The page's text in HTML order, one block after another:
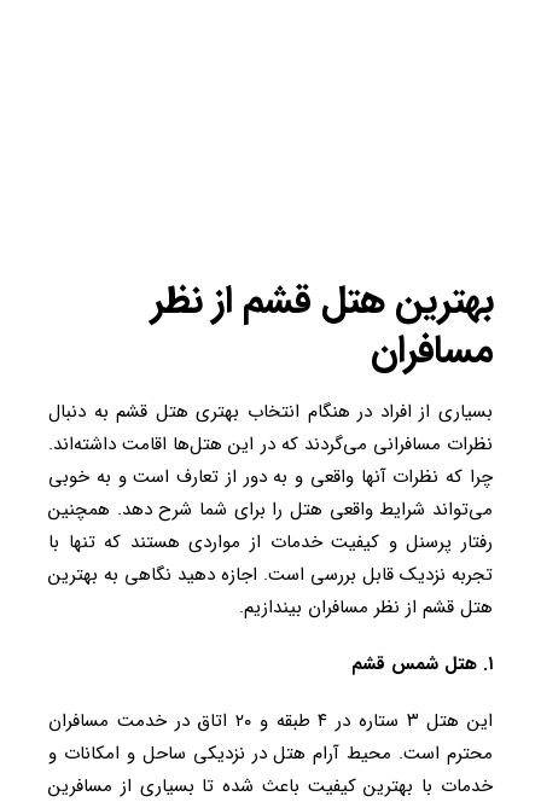
بهترین هتل قشم از نظر
مسافران
بسیاری از افراد در هنگام انتخاب بهتری هتل قشم به دنبال
نظرات مسافرانی می‌گردند که در این هتل‌ها اقامت داشته‌اند.
چرا که نظرات آنها واقعی و به دور از تعارف است و به خوبی
می‌تواند شرایط واقعی هتل را برای شما شرح دهد. همچنین
رفتار پرسنل و کیفیت خدمات از مواردی هستند که تنها با
تجربه نزدیک قابل بررسی است. اجازه دهید نگاهی به بهترین
هتل‌ قشم از نظر مسافران بیندازیم.
۱. هتل شمس قشم
این هتل ۳ ستاره در ۴ طبقه و ۲۰ اتاق در خدمت مسافران
محترم است. محیط آرام هتل در نزدیکی ساحل و امکانات و
خدمات با بهترین کیفیت باعث شده تا بسیاری از مسافرین